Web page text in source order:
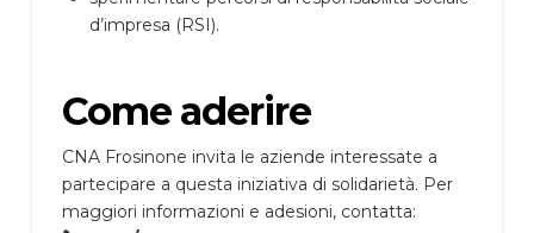
d’impresa (RSI).
Come aderire
CNA Frosinone invita le aziende interessate a
partecipare a questa iniziativa di solidarietà. Per
maggiori informazioni e adesioni, contatta: